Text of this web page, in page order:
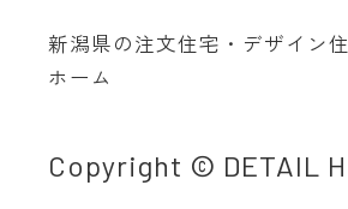
新潟県の注文住宅・デザイン
ホーム
Copyright © DETAIL